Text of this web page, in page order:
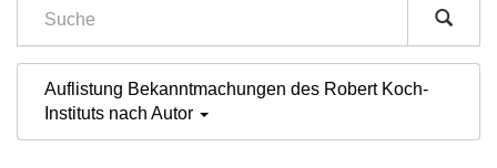
der
Auflistung Bekanntmachungen des Robert Koch-
Instituts nach Autor